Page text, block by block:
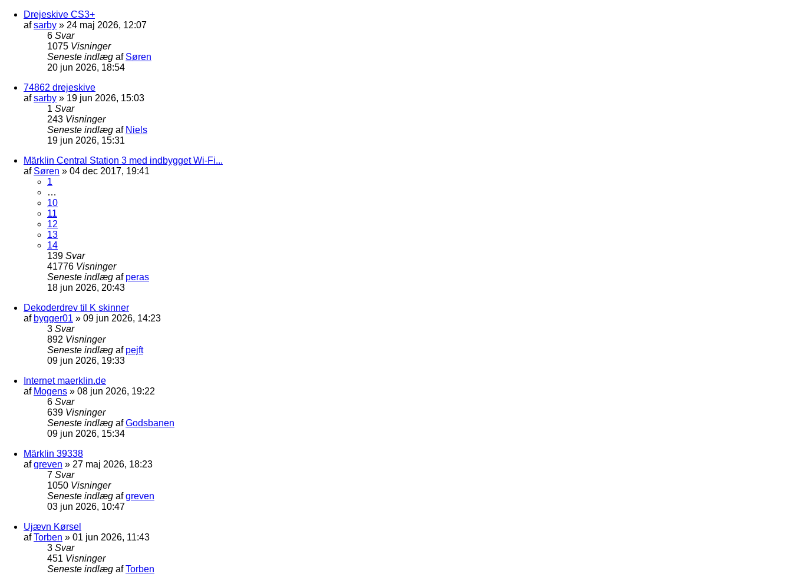
Drejeskive CS3+
afsarby » 24 maj 2026, 12:07
6 Svar
1075 Visninger
Seneste indlæg af Søren
20 jun 2026, 18:54
74862 drejeskive
afsarby » 19 jun 2026, 15:03
1 Svar
243 Visninger
Seneste indlæg af Niels
19 jun 2026, 15:31
Märklin Central Station 3 med indbygget Wi-Fi...
af Søren » 04 dec 2017, 19:41
1
…
10
11
12
13
14
139 Svar
41776 Visninger
Seneste indlæg af peras
18 jun 2026, 20:43
Dekoderdrev til K skinner
af bygger01 » 09 jun 2026, 14:23
3 Svar
892 Visninger
Seneste indlæg af pejft
09 jun 2026, 19:33
Internet maerklin.de
af Mogens » 08 jun 2026, 19:22
6 Svar
639 Visninger
Seneste indlæg afGodsbanen
09 jun 2026, 15:34
Märklin 39338
afgreven » 27 maj 2026, 18:23
7 Svar
1050 Visninger
Seneste indlæg afgreven
03 jun 2026, 10:47
Ujævn Kørsel
afTorben » 01 jun 2026, 11:43
3 Svar
451 Visninger
Seneste indlæg afTorben